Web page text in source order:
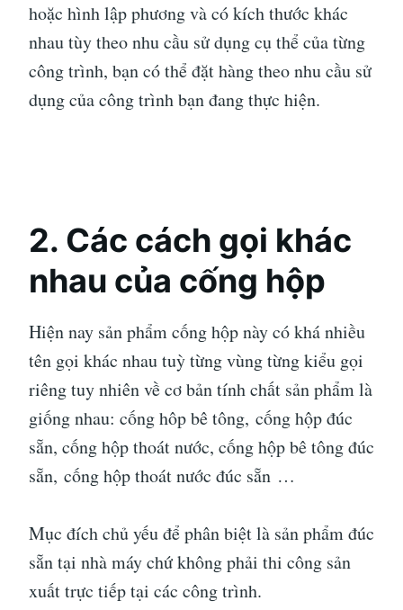
hoặc hình lập phương và có kích thước khác
nhau tùy theo nhu cầu sử dụng cụ thể của từng
công trình, bạn có thể đặt hàng theo nhu cầu sử
dụng của công trình bạn đang thực hiện.
2. Các cách gọi khác
nhau của cống hộp
Hiện nay sản phẩm cống hộp này có khá nhiều
tên gọi khác nhau tuỳ từng vùng từng kiểu gọi
riêng tuy nhiên về cơ bản tính chất sản phẩm là
giống nhau: cống hôp bê tông, cống hộp đúc
sẵn, cống hộp thoát nước, cống hộp bê tông đúc
sẵn, cống hộp thoát nước đúc sẵn …
Mục đích chủ yếu để phân biệt là sản phẩm đúc
sẵn tại nhà máy chứ không phải thi công sản
xuất trực tiếp tại các công trình.